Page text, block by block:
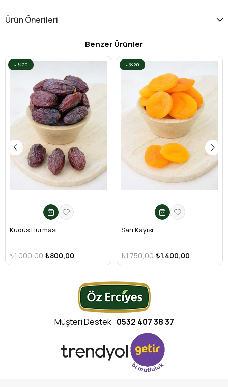
Ürün Önerileri
Benzer Ürünler
Kudüs Hurması
₺800,00
₺1.000,00
%20
Sarı Kayısı
₺1.400,00
₺1.750,00
%20
Müşteri Destek 0532 407 38 37